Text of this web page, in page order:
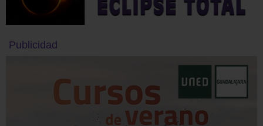
Publicidad